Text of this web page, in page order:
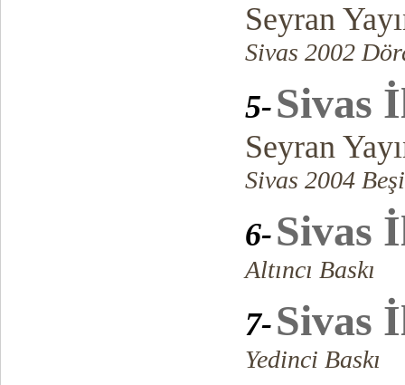
Seyran
Sivas 2002
5-Sivas
Seyran
Sivas 2004
6-Sivas
Altıncı Baskı
7-Sivas
Yedinci Baskı